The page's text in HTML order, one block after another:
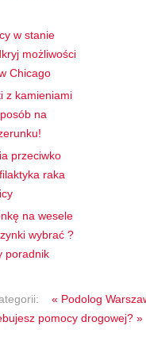
w stanie
możliwości
Chicago
z kamieniami
na
przeciwko
raka
na wesele
wybrać ?
poradnik
« Podolog
pomocy drogowej? »